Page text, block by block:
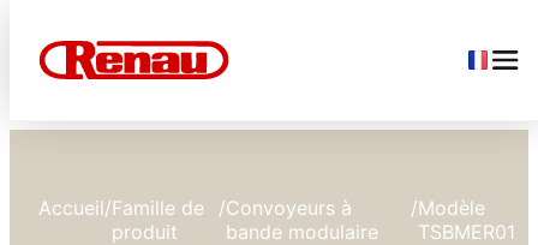
Accueil/Famille de
produit
/Convoyeurs à
bande modulaire
/Modèle
TSBMER01